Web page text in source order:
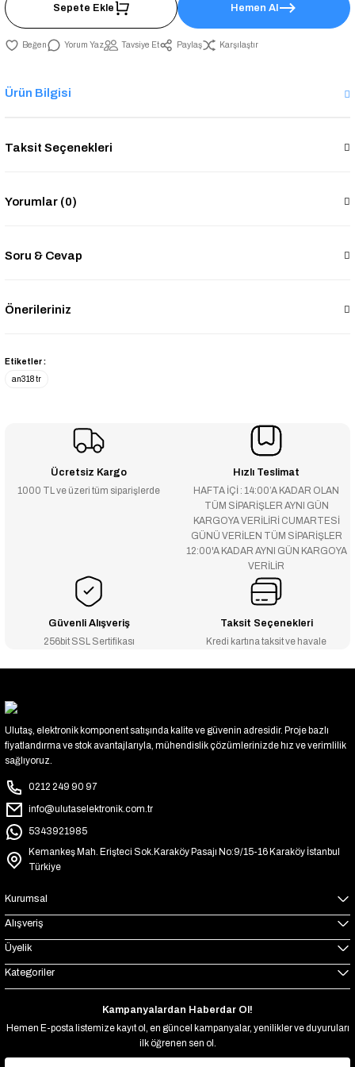
Sepete Ekle Hemen Al
Yorum Yaz Tavsiye Et Paylaş Karşılaştır
Ürün Bilgisi
Taksit Seçenekleri
Yorumlar (0)
Soru & Cevap
Önerileriniz
Etiketler :
an318 tr
Ücretsiz Kargo
1000 TL ve üzeri tüm siparişlerde
Hızlı Teslimat
HAFTA İÇİ : 14:00’A KADAR OLAN
TÜM SİPARİŞLER AYNI GÜN
KARGOYA VERİLİRİ CUMARTESİ
GÜNÜ VERİLEN TÜM SİPARİŞLER
12:00'A KADAR AYNI GÜN KARGOYA
VERİLİR
Güvenli Alışveriş
256bit SSL Sertifikası
Taksit Seçenekleri
Kredi kartına taksit ve havale
Ulutaş, elektronik komponent satışında kalite ve güvenin adresidir. Proje bazlı
fiyatlandırma ve stok avantajlarıyla, mühendislik çözümlerinizde hız ve verimlilik
sağlıyoruz.
0212 249 90 97
info@ulutaselektronik.com.tr
5343921985
Kemankeş Mah. Erişteci Sok.Karaköy Pasajı No:9/15-16 Karaköy İstanbul
Türkiye
Kurumsal
Alışveriş
Üyelik
Kategoriler
Kampanyalardan Haberdar Ol!
Hemen E-posta listemize kayıt ol, en güncel kampanyalar, yenilikler ve duyuruları
ilk öğrenen sen ol.